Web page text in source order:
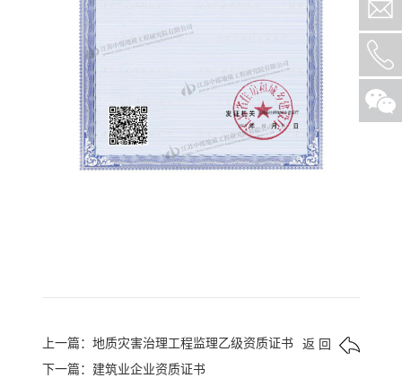
返 回
上一篇：地质灾害治理工程监理乙级资质证书
下一篇：建筑业企业资质证书